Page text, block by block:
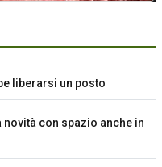
liberarsi un posto
novità con spazio anche in